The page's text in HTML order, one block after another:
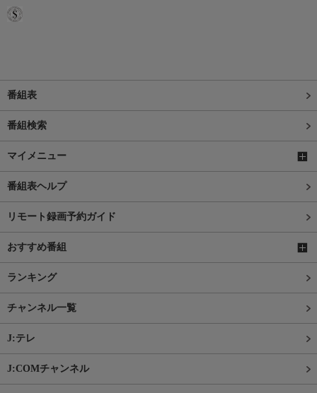
番組表
番組検索
マイメニュー
番組表ヘルプ
リモート録画予約ガイド
おすすめ番組
ランキング
チャンネル一覧
J:テレ
J:COMチャンネル